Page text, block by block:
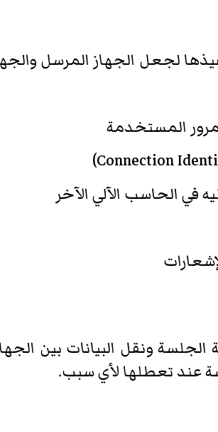
لجعل الجهاز المرسل
المستخدمة
في الحاسب الآلي الآخر
ونقل البيانات بين
عند تعطلها لأي سبب.